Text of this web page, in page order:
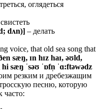
оглядеться
dʌn)] – делать
voice, that old sea song that
sæŋ, ɪn hɪz haɪ, əʊld,
hi sæŋ ˈsəʊ ˈɒfn̩ ˈɑ:ftəwədz
резким и дребезжащим
песню, которую
часто: